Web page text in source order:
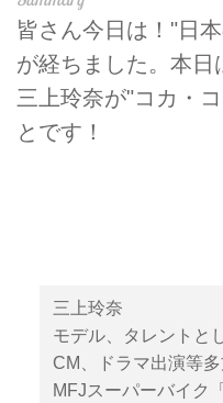
皆さん今日は！"日
が経ちました。本日
三上玲奈が"コカ・
とです！
三上玲奈
モデル、タレントと
CM、ドラマ出演等
MFJスーパーバイク